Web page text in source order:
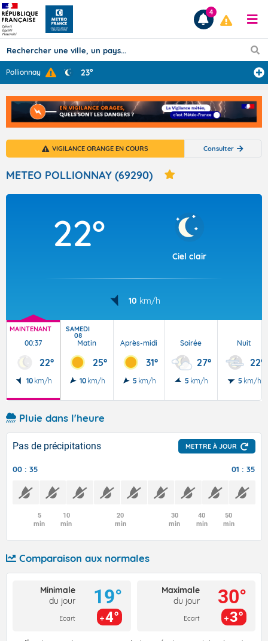
Prévisions
TOUS LES RÉSULTATS
Articles
4
Pollionnay 23°
VIGILANCE ORANGE EN COURS Consulter
METEO POLLIONNAY (69290)
22°
Ciel clair
10 km/h
MAINTENANT
00:37
22°
10 km/h
SAMEDI
08
Matin
25°
10 km/h
Après-midi
31°
5 km/h
Soirée
27°
5 km/h
Nuit
22°
5 km/h
Pluie dans l'heure
Pas de précipitations METTRE À JOUR
00 : 35 01 : 35
5
min
10
min
20
min
30
min
40
min
50
min
Comparaison aux normales
Minimale
du jour
Ecart
19°
4°
Maximale
du jour
Ecart
30°
3°